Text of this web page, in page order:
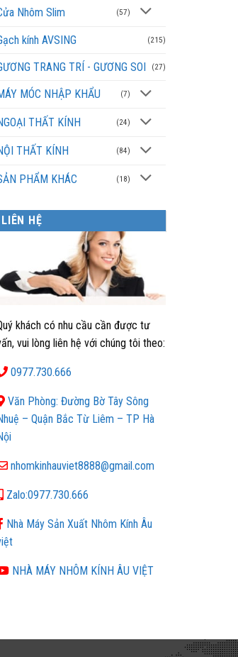
Nhôm Slim (57)
kính AVSING (215)
TRANG TRÍ - GƯƠNG SOI (27)
MÓC NHẬP KHẨU (7)
THẤT KÍNH (24)
THẤT KÍNH (84)
PHẨM KHÁC (18)
LIÊN HỆ
khách có nhu cầu cần được tư
vui lòng liên hệ với chúng tôi theo:
0977.730.666
Văn Phòng: Đường Bờ Tây Sông
– Quận Bắc Từ Liêm – TP Hà
nhomkinhauviet8888@gmail.com
Zalo:0977.730.666
Nhà Máy Sản Xuất Nhôm Kính Âu
NHÀ MÁY NHÔM KÍNH ÂU VIỆT